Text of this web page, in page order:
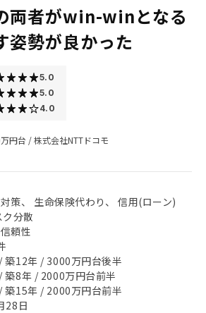
両者がwin-winとなる
姿勢が良かった
5.0
5.0
4.0
円台 /株式会社NTTドコモ
策、 生命保険代わり、 信用(ローン)
分散
頼性
築12年 / 3000万円台後半
築8年 / 2000万円台前半
築15年 / 2000万円台前半
28日